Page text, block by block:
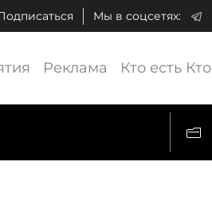
Мы в соцсетях:
Реклама Кто есть Кто